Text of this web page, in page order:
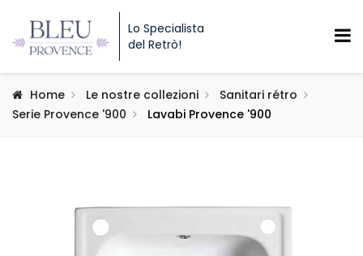
Lo Specialista
del Retrò!
Home Le nostre collezioni
Sanitari rétro
Serie Provence '900
Lavabi Provence '900